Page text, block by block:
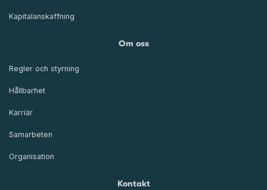
Kapitalanskaffning
Om oss
Regler och styrning
Hållbarhet
Karriär
Samarbeten
Organisation
Kontakt